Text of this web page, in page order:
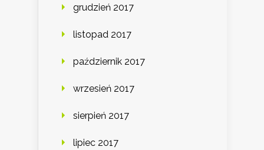
grudzień 2017
listopad 2017
październik 2017
wrzesień 2017
sierpień 2017
lipiec 2017